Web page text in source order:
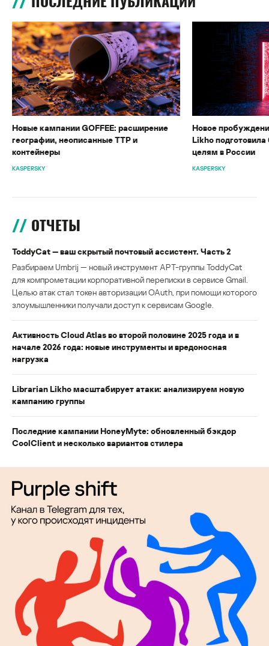
Новые кампании GOFFEE: расширение
географии, неописанные TTP и
контейнеры
KASPERSKY
Новое
Likho
целям в России
KASPERSKY
ОТЧЕТЫ
ToddyCat — ваш скрытый почтовый ассистент. Часть 2
Разбираем Umbrij — новый инструмент APT-группы ToddyCat
для компрометации корпоративной переписки в сервисе Gmail.
Целью атак стал токен авторизации OAuth, при помощи которого
злоумышленники получали доступ к сервисам Google.
Активность Cloud Atlas во второй половине 2025 года и в
начале 2026 года: новые инструменты и вредоносная
нагрузка
Librarian Likho масштабирует атаки: анализируем новую
кампанию группы
Последние кампании HoneyMyte: обновленный бэкдор
CoolClient и несколько вариантов стилера